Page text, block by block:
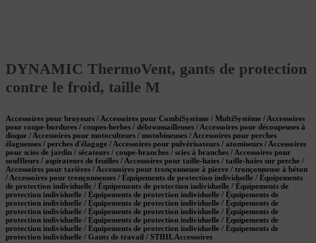
DYNAMIC ThermoVent, gants de protection
contre le froid, taille M
Accessoires pour broyeurs / Accessoires pour CombiSystème / MultiSystème / Accessoires
pour coupe-bordures / coupes-herbes / débroussailleuses / Accessoires pour découpeuses à
disque / Accessoires pour motoculteurs / motobineuses / Accessoires pour perches
élagueuses / perches d'élagage / Accessoires pour pulvérisateurs / atomiseurs / Accessoires
pour scies de jardin / sécateurs / coupe-branches / scies à branches / Accessoires pour
souffleurs / aspirateurs de feuilles / Accessoires pour taille-haies / taille-haies sur perche /
Accessoires pour tarières / Accessoires pour tronçonneuse à pierre / tronçonneuse à béton
/ Accessoires pour tronçonneuses / Équipements de protection individuelle / Équipements
de protection individuelle / Équipements de protection individuelle / Équipements de
protection individuelle / Équipements de protection individuelle / Équipements de
protection individuelle / Équipements de protection individuelle / Équipements de
protection individuelle / Équipements de protection individuelle / Équipements de
protection individuelle / Équipements de protection individuelle / Équipements de
protection individuelle / Équipements de protection individuelle / Équipements de
protection individuelle / Gants de travail / STIHL Accessoires